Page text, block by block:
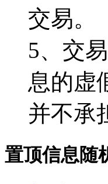
交易。
5、交
息的虚
并不承
置顶信息随